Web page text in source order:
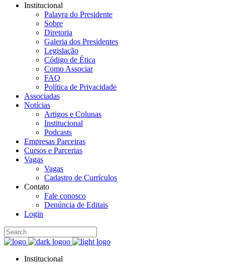
Institucional
Palavra do Presidente
Sobre
Diretoria
Galeria dos Presidentes
Legislação
Código de Ética
Como Associar
FAQ
Política de Privacidade
Associadas
Notícias
Artigos e Colunas
Institucional
Podcasts
Empresas Parceiras
Cursos e Parcerias
Vagas
Vagas
Cadastro de Currículos
Contato
Fale conosco
Denúncia de Editais
Login
Institucional